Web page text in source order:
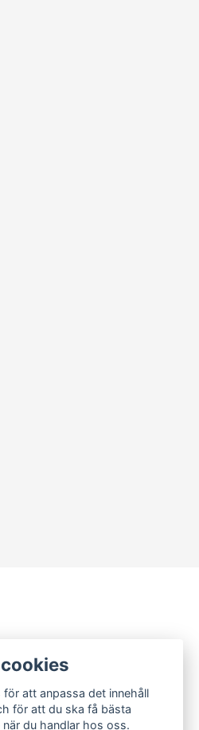
att anpassa det innehåll
för att du ska få bästa
du handlar hos oss.